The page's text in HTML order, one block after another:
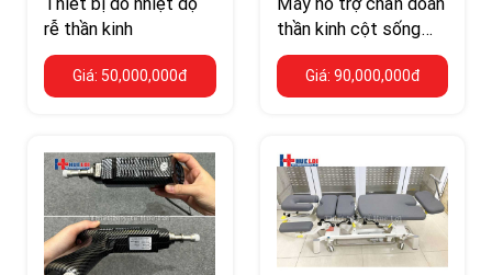
rễ thần kinh
Giá: 50,000,000đ
thần kinh cột sống
cao cấp
Giá: 90,000,000đ